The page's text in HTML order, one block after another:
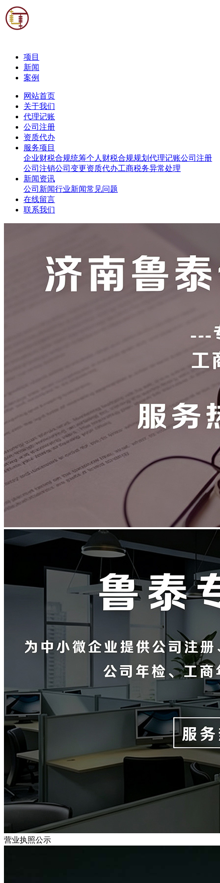
项目
新闻
案例
网站首页
关于我们
代理记账
公司注册
资质代办
服务项目
企业财税合规统筹个人财税合规规划 代理记账公司注册
公司注销公司变更资质代办工商税务异常处理
新闻资讯
公司新闻行业新闻常见问题
在线留言
联系我们
营业执照公示